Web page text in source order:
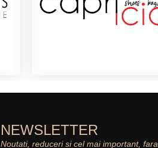
NEWSLETTER
Noutati, reduceri si cel mai important, fara